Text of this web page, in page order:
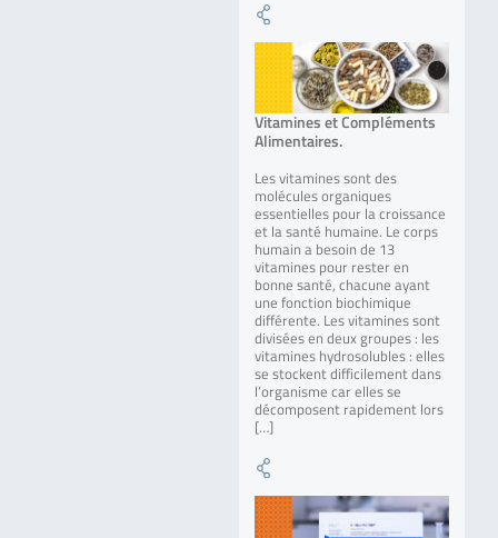
Vitamines et Compléments
Alimentaires.
Les vitamines sont des
molécules organiques
essentielles pour la croissance
et la santé humaine. Le corps
humain a besoin de 13
vitamines pour rester en
bonne santé, chacune ayant
une fonction biochimique
différente. Les vitamines sont
divisées en deux groupes : les
vitamines hydrosolubles : elles
se stockent difficilement dans
l’organisme car elles se
décomposent rapidement lors
[…]